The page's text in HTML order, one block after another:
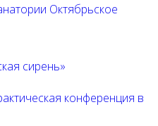
Октябрьское
сирень»
конференция в